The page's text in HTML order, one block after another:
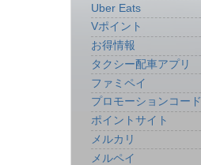
Uber Eats
Vポイント
お得情報
タクシー配車アプリ
ファミペイ
プロモーションコード
ポイントサイト
メルカリ
メルペイ